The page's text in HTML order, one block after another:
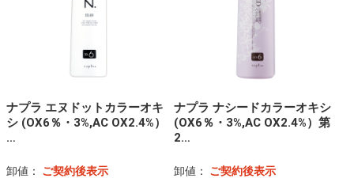
ナプラ エヌドットカラーオキ
シ (OX6％・3%,AC OX2.4%）
…
卸値： ご契約後表示
ナプラ ナシードカラーオキシ
(OX6％・3%,AC OX2.4%）第
2…
卸値： ご契約後表示